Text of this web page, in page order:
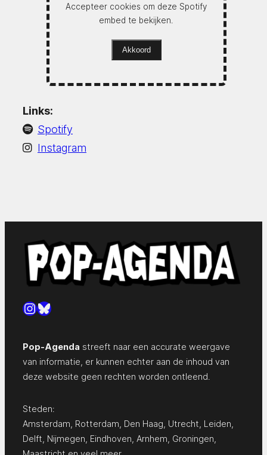
Accepteer cookies om deze Spotify
embed te bekijken.
Akkoord
Links:
Spotify
Instagram
Instagram
Bluesky
Pop-Agenda streeft naar een accurate weergave
van informatie, er kunnen echter aan de inhoud van
deze website geen rechten worden ontleend.
Steden:
Amsterdam Rotterdam Den Haag Utrecht Leiden
Delft Nijmegen Eindhoven Arnhem Groningen